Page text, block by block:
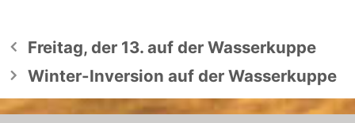
Freitag, der 13. auf der Wasserkuppe
Winter-Inversion auf der Wasserkuppe